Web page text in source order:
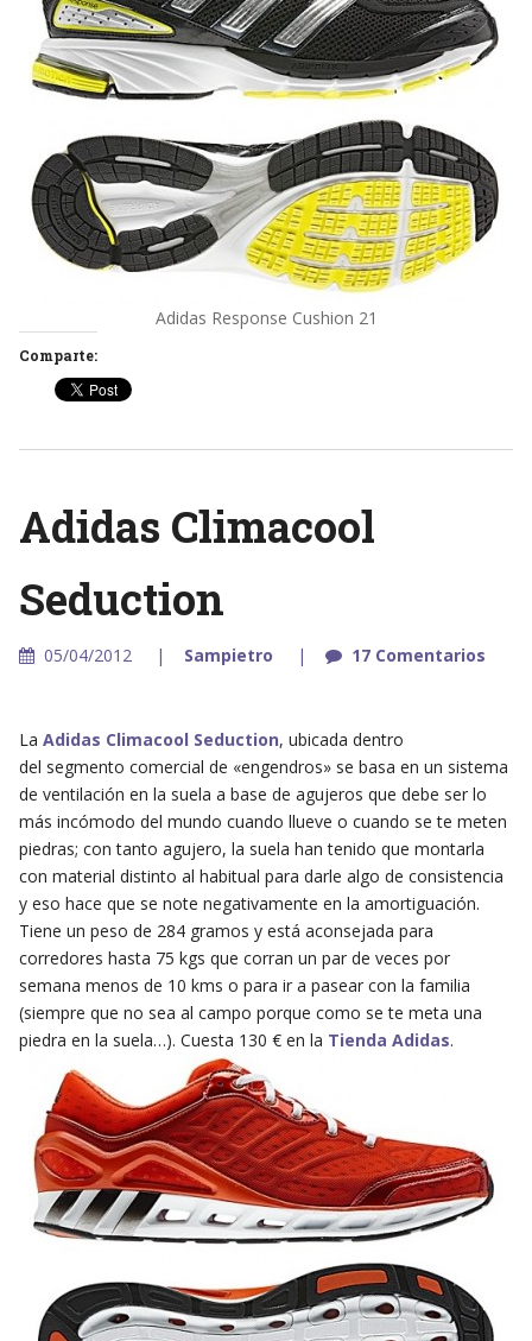
Adidas Response Cushion 21
Comparte:
Adidas Climacool
Seduction
05/04/2012 Sampietro 17 Comentarios
La Adidas Climacool Seduction, ubicada dentro
del segmento comercial de «engendros» se basa en un sistema
de ventilación en la suela a base de agujeros que debe ser lo
más incómodo del mundo cuando llueve o cuando se te meten
piedras; con tanto agujero, la suela han tenido que montarla
con material distinto al habitual para darle algo de consistencia
y eso hace que se note negativamente en la amortiguación.
Tiene un peso de 284 gramos y está aconsejada para
corredores hasta 75 kgs que corran un par de veces por
semana menos de 10 kms o para ir a pasear con la familia
(siempre que no sea al campo porque como se te meta una
piedra en la suela…). Cuesta 130 € en la Tienda Adidas.